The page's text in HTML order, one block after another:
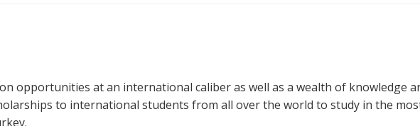
opportunities at an international caliber as well as a wealth of knowledge
to international students from all over the world to study in the